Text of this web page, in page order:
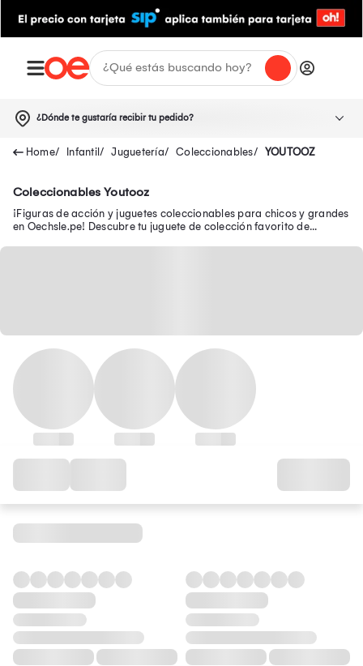
¿Dónde te gustaría recibir tu pedido?
Infantil Juguetería Coleccionables YOUTOOZ
Coleccionables Youtooz
¡Figuras de acción y juguetes coleccionables para chicos y grandes
en Oechsle.pe! Descubre tu juguete de colección favorito de